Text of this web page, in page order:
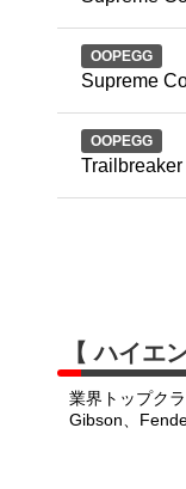
OOPEGG
Supreme
OOPEGG
Trailbreaker
【 ハイエ
業界トップク
Gibson、